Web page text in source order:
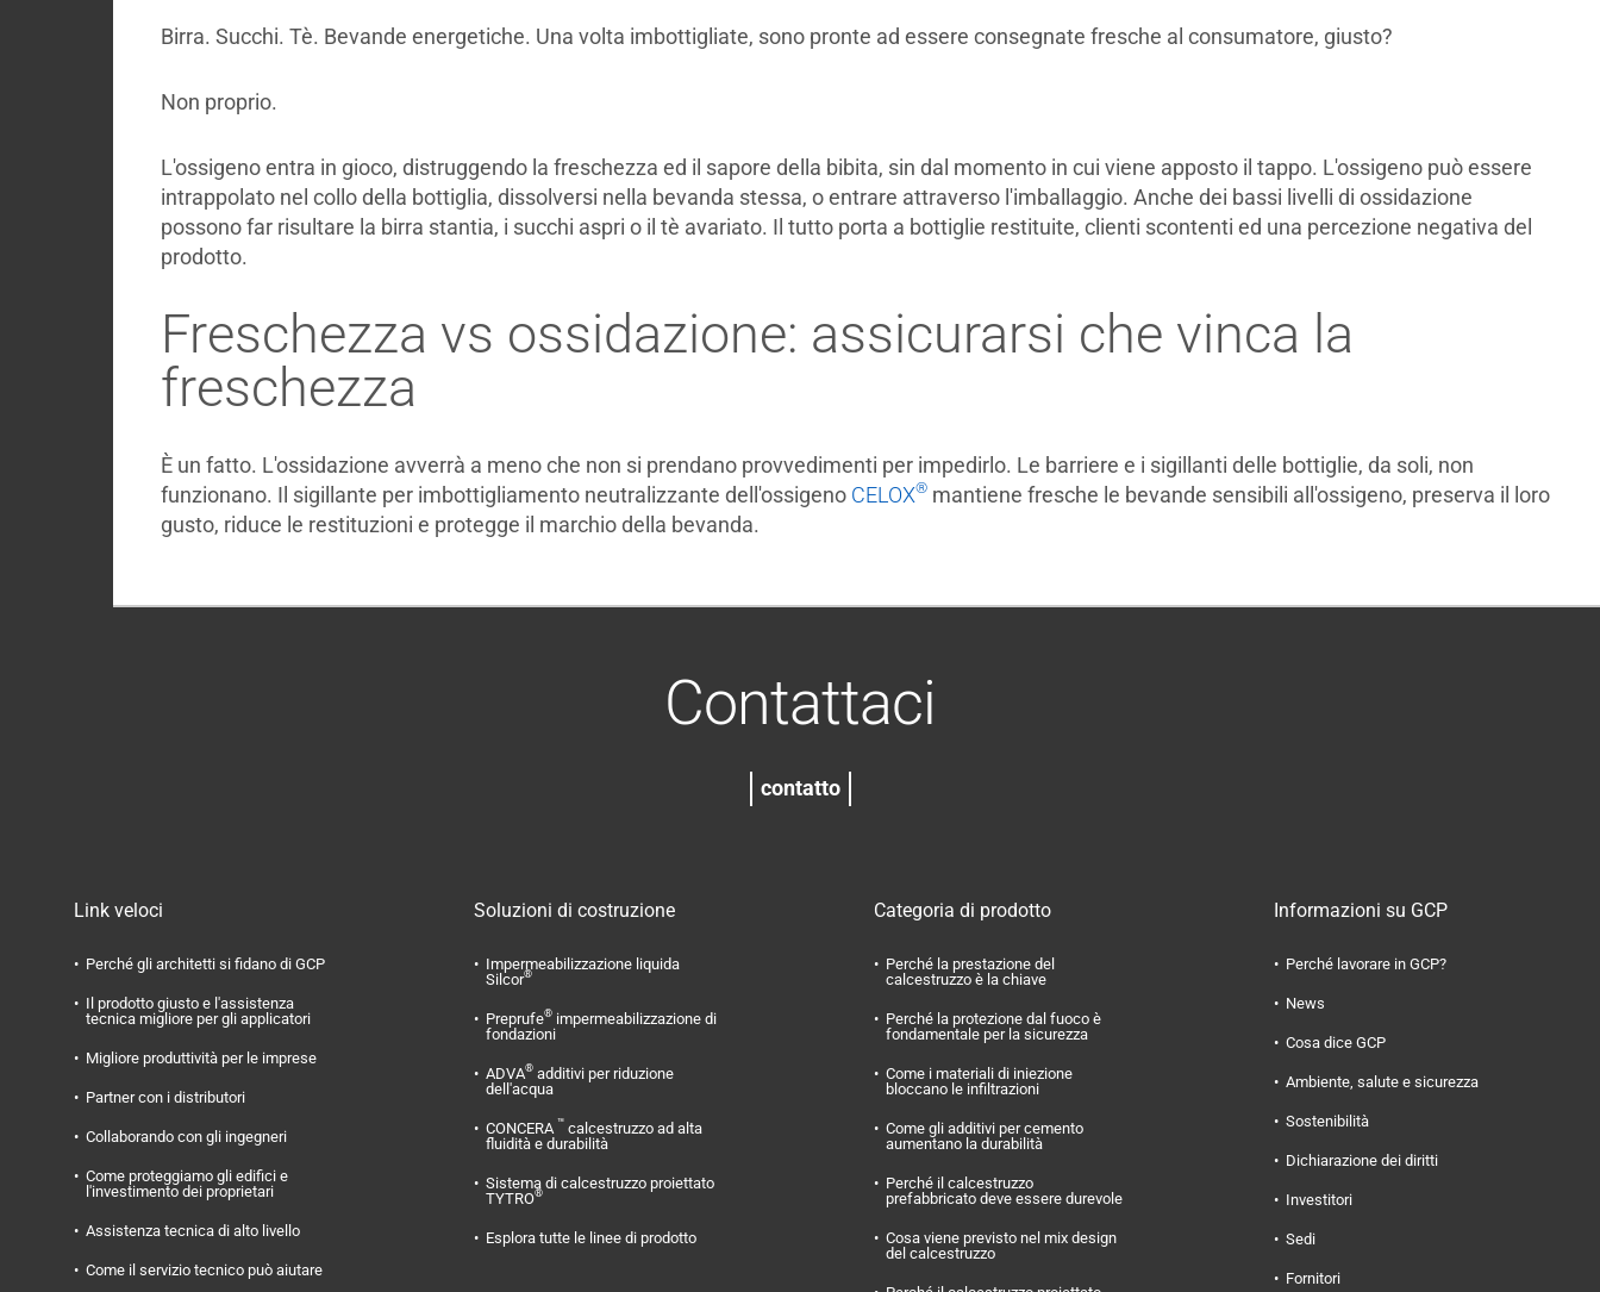
Birra. Succhi. Tè. Bevande energetiche. Una volta imbottigliate, sono pronte ad essere consegnate fresche al consumatore, giusto?
Non proprio.
L'ossigeno entra in gioco, distruggendo la freschezza ed il sapore della bibita, sin dal momento in cui viene apposto il tappo. L'ossigeno può essere
intrappolato nel collo della bottiglia, dissolversi nella bevanda stessa, o entrare attraverso l'imballaggio. Anche dei bassi livelli di ossidazione
possono far risultare la birra stantia, i succhi aspri o il tè avariato. Il tutto porta a bottiglie restituite, clienti scontenti ed una percezione negativa del
prodotto.
Freschezza vs ossidazione: assicurarsi che vinca la
freschezza
È un fatto. L'ossidazione avverrà a meno che non si prendano provvedimenti per impedirlo. Le barriere e i sigillanti delle bottiglie, da soli, non
funzionano. Il sigillante per imbottigliamento neutralizzante dell'ossigeno CELOX®mantiene fresche le bevande sensibili all'ossigeno, preserva il loro
gusto, riduce le restituzioni e protegge il marchio della bevanda.
Contattaci
contatto
Link veloci
Perché gli architetti si fidano di GCP
Il prodotto giusto e l'assistenza
tecnica migliore per gli applicatori
Migliore produttività per le imprese
Partner con i distributori
Collaborando con gli ingegneri
Come proteggiamo gli edifici e
l'investimento dei proprietari
Assistenza tecnica di alto livello
Come il servizio tecnico può aiutare
Soluzioni di costruzione
Impermeabilizzazione liquida
Silcor®
Preprufe® impermeabilizzazione di
fondazioni
ADVA® additivi per riduzione
dell'acqua
CONCERA™ calcestruzzo ad alta
fluidità e durabilità
Sistema di calcestruzzo proiettato
TYTRO®
Esplora tutte le linee di prodotto
Categoria di prodotto
Perché la prestazione del
calcestruzzo è la chiave
Perché la protezione dal fuoco è
fondamentale per la sicurezza
Come i materiali di iniezione
bloccano le infiltrazioni
Come gli additivi per cemento
aumentano la durabilità
Perché il calcestruzzo
prefabbricato deve essere durevole
Cosa viene previsto nel mix design
del calcestruzzo
Informazioni su GCP
Perché lavorare in GCP?
News
Cosa dice GCP
Ambiente, salute e sicurezza
Sostenibilità
Dichiarazione dei diritti
Investitori
Sedi
Fornitori